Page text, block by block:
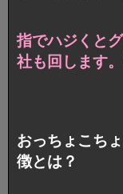
指でハジくと
社も回します
おっちょこち
徴とは？